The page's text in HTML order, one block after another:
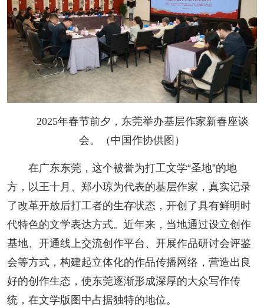
2025年春节前夕，东莞举办基层作家新春座谈
会。（中国作协供图）
在广东东莞，这个被誉为打工文学“圣地”的地
方，以王十月、郑小琼为代表的基层作家，真实记录
了改革开放后打工者的生存状态，开创了具有鲜明时
代特色的文学表达方式。近年来，当地通过设立创作
基地、开通线上交流创作平台、开展作品研讨会评鉴
会等方式，构建起立体化的作品传播网络，营造出良
好的创作生态，使东莞逐渐形成深厚的大众写作传
统，在文学版图中占据独特的地位。